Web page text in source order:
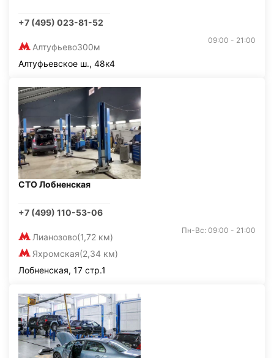
+7 (495) 023-81-52
Алтуфьево300м
09:00 - 21:00
Алтуфьевское ш., 48к4
СТО Лобненская
+7 (499) 110-53-06
Лианозово(1,72 км)
Яхромская(2,34 км)
Пн-Вс: 09:00 - 21:00
Лобненская, 17 стр.1